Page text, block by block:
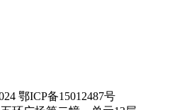
鄂ICP备15012487号